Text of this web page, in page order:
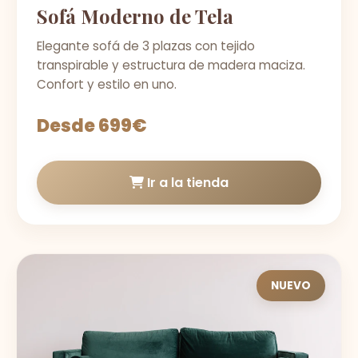
Sofá Moderno de Tela
Elegante sofá de 3 plazas con tejido
transpirable y estructura de madera maciza.
Confort y estilo en uno.
Desde 699€
Ir a la tienda
NUEVO